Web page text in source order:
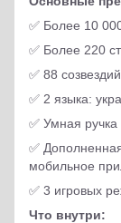
✅ Более 10
✅ Более 220
✅ 88
✅ 2 языка:
✅ Умная
✅
мобильное
✅ 3 игровых
Что внутри: